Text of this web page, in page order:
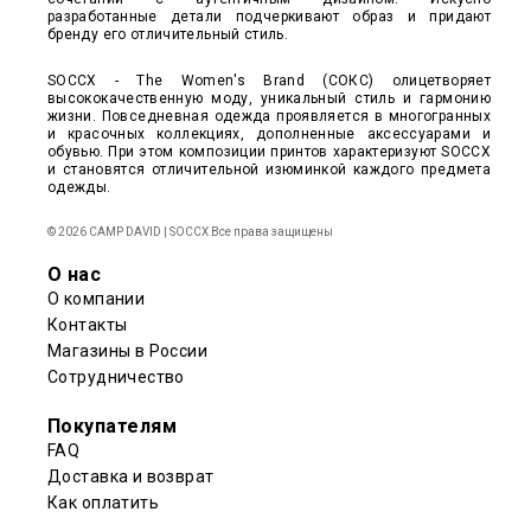
разработанные детали подчеркивают образ и придают
бренду его отличительный стиль.
SOCCX - The Women's Brand (СОКС) олицетворяет
высококачественную моду, уникальный стиль и гармонию
жизни. Повседневная одежда проявляется в многогранных
и красочных коллекциях, дополненные аксессуарами и
обувью. При этом композиции принтов характеризуют SOCCX
и становятся отличительной изюминкой каждого предмета
одежды.
© 2026 CAMP DAVID | SOCCX Все права защищены
О нас
О компании
Контакты
Магазины в России
Сотрудничество
Покупателям
FAQ
Доставка и возврат
Как оплатить